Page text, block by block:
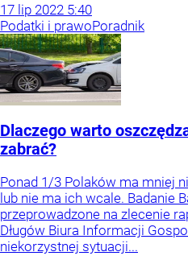
17 lip 2022 5:40
Podatki i prawoPoradnik
Dlaczego warto
zabrać?
Ponad 1/3 Polaków ma mniej
lub nie ma ich wcale. Badanie
przeprowadzone na zlecenie
Długów Biura Informacji
niekorzystnej sytuacji...